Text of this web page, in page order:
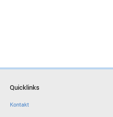
Quicklinks
Kontakt